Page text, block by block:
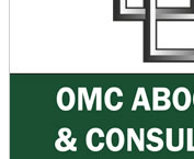
CLIENTES